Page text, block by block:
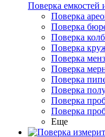
Поверка емкостей
Поверка
Поверка
Поверка
Поверка
Поверка
Поверка
Поверка
Поверка
Поверка
Поверка
Еще